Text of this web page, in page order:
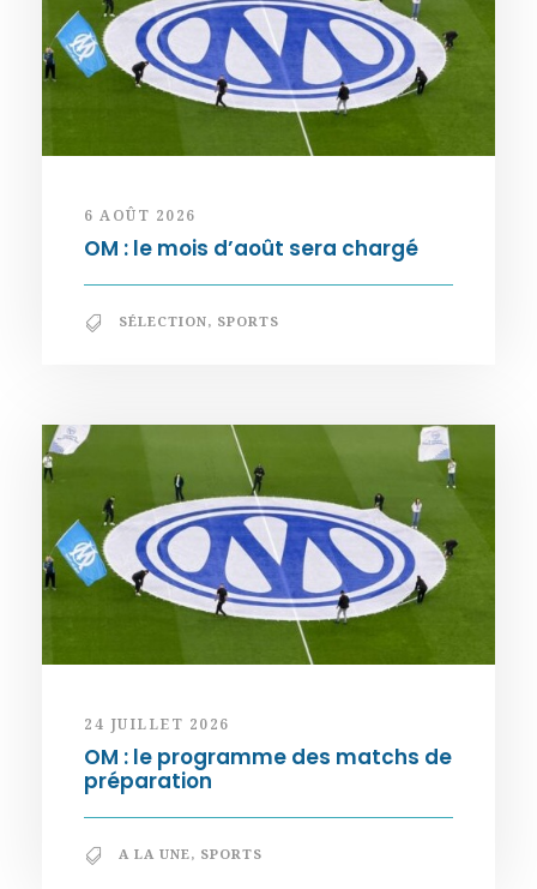
6 AOÛT 2026
OM : le mois d’août sera chargé
SÉLECTION, SPORTS
24 JUILLET 2026
OM : le programme des matchs de
préparation
A LA UNE, SPORTS